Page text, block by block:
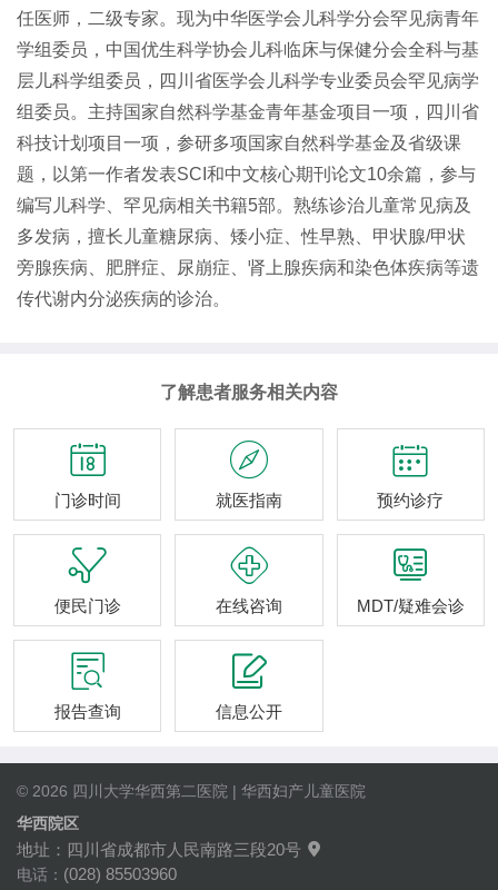
任医师，二级专家。现为中华医学会儿科学分会罕见病青年
学组委员，中国优生科学协会儿科临床与保健分会全科与基
层儿科学组委员，四川省医学会儿科学专业委员会罕见病学
组委员。主持国家自然科学基金青年基金项目一项，四川省
科技计划项目一项，参研多项国家自然科学基金及省级课
题，以第一作者发表SCI和中文核心期刊论文10余篇，参与
编写儿科学、罕见病相关书籍5部。熟练诊治儿童常见病及
多发病，擅长儿童糖尿病、矮小症、性早熟、甲状腺/甲状
旁腺疾病、肥胖症、尿崩症、肾上腺疾病和染色体疾病等遗
传代谢内分泌疾病的诊治。
了解患者服务相关内容

门诊时间

就医指南

预约诊疗

便民门诊

在线咨询

MDT/疑难会诊

报告查询

信息公开
© 2026 四川大学华西第二医院 | 华西妇产儿童医院
华西院区
地址：四川省成都市人民南路三段20号 
电话： (028) 85503960